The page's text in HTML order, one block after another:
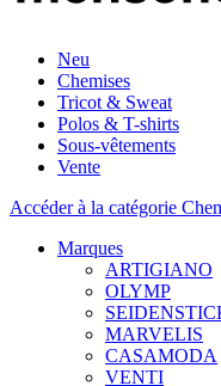
Neu
Chemises
Tricot & Sweat
Polos & T-shirts
Sous-vêtements
Vente
Accéder à la catégorie
Marques
ARTIGIANO
OLYMP
MARVELIS
CASAMODA
VENTI